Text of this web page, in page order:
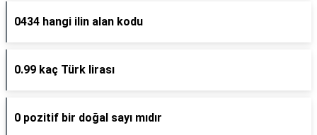
0434 hangi ilin alan kodu
0.99 kaç Türk lirası
0 pozitif bir doğal sayı mıdır